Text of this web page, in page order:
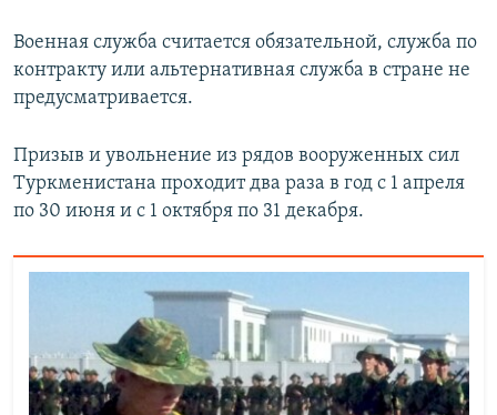
Военная служба считается обязательной, служба по
контракту или альтернативная служба в стране не
предусматривается.
Призыв и увольнение из рядов вооруженных сил
Туркменистана проходит два раза в год с 1 апреля
по 30 июня и с 1 октября по 31 декабря.